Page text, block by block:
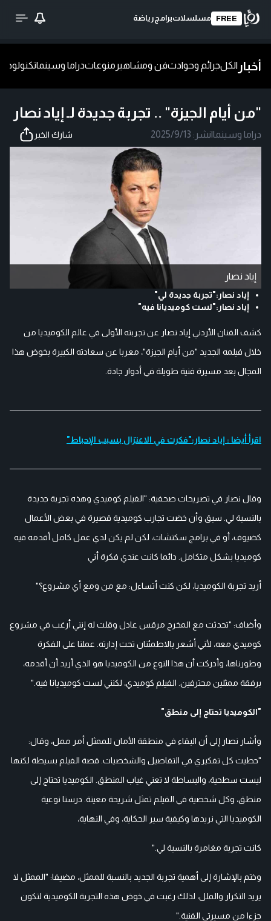
FREE مسلسلاتبرامج رياضة
أخبار الكلجرائم وحوادثفن ومشاهير منوعاتدراما وسينماتكنولوجيا
"من أيام الجيزة" .. تجربة جديدة لـ إياد نصار
دراما وسينما|نشر: 2025/9/13 شارك الخبر
إياد نصار
إياد نصار:"تجربة جديدة لي"
إياد نصار:"لست كوميديانا فيه"
كشف الفنان الأردني إياد نصار عن تجربته الأولى في عالم الكوميديا من
خلال فيلمه الجديد "من أيام الجيزة"، معربا عن سعادته الكبيرة بخوض هذا
المجال بعد مسيرة فنية طويلة في أدوار جادة.
اقرأ أيضا : إياد نصار:"فكرت في الاعتزال بسبب الإحباط"
وقال نصار في تصريحات صحفية: "الفيلم كوميدي وهذه تجربة جديدة
بالنسبة لي. سبق وأن خضت تجارب كوميدية قصيرة في بعض الأعمال
كضيوف، أو في برامج سكتشات، لكن لم يكن لدي عمل كامل أقدمه فيه
كوميديا بشكل متكامل. دائما كانت عندي فكرة أني
أريد تجربة الكوميديا، لكن كنت أتساءل: مع من ومع أي مشروع؟"
وأضاف: "تحدثت مع المخرج مرقس عادل وقلت له إنني أرغب في مشروع
كوميدي معه، لأني أشعر بالاطمئنان تحت إدارته. عملنا على الفكرة
وطورناها، وأدركت أن هذا النوع من الكوميديا هو الذي أريد أن أقدمه،
برفقة ممثلين محترفين. الفيلم كوميدي، لكنني لست كوميديانا فيه."
"الكوميديا تحتاج إلى منطق"
وأشار نصار إلى أن البقاء في منطقة الأمان للممثل أمر ممل، وقال:
"حطيت كل تفكيري في التفاصيل والشخصيات. قصة الفيلم بسيطة لكنها
ليست سطحية، والبساطة لا تعني غياب المنطق. الكوميديا تحتاج إلى
منطق، وكل شخصية في الفيلم تمثل شريحة معينة. درسنا نوعية
الكوميديا التي نريدها وكيفية سير الحكاية، وفي النهاية،
كانت تجربة مغامرة بالنسبة لي."
وختم بالإشارة إلى أهمية تجربة الجديد بالنسبة للممثل، مضيفا: "الممثل لا
يريد التكرار والملل، لذلك رغبت في خوض هذه التجربة الكوميدية لتكون
جزءا من مسيرتي الفنية."